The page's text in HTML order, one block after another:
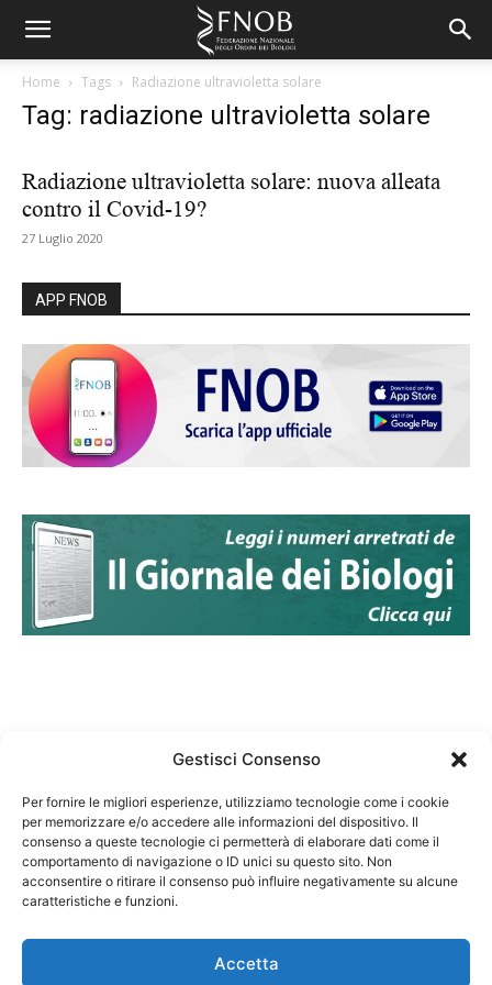
Gestisci Consenso
Per fornire le migliori esperienze, utilizziamo tecnologie come i cookie
per memorizzare e/o accedere alle informazioni del dispositivo. Il
consenso a queste tecnologie ci permetterà di elaborare dati come il
comportamento di navigazione o ID unici su questo sito. Non
acconsentire o ritirare il consenso può influire negativamente su alcune
caratteristiche e funzioni.
Accetta
Home Tags Radiazione ultravioletta solare
Tag: radiazione ultravioletta solare
Radiazione ultravioletta solare: nuova alleata
contro il Covid-19?
27 Luglio 2020
APP FNOB
Federazione Nazionale Degli Ordini dei Biologi:
codice fiscale 80069130583
Responsabile sito internet www.fnob.it: Vincenzo